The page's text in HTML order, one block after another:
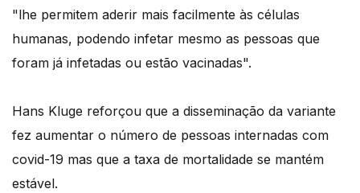
"lhe permitem aderir mais facilmente às células
humanas, podendo infetar mesmo as pessoas que
foram já infetadas ou estão vacinadas".
Hans Kluge reforçou que a disseminação da variante
fez aumentar o número de pessoas internadas com
covid-19 mas que a taxa de mortalidade se mantém
estável.